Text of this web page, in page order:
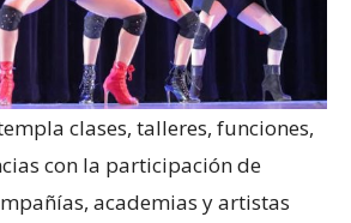
clases, talleres, funciones,
con la participación de
academias y artistas